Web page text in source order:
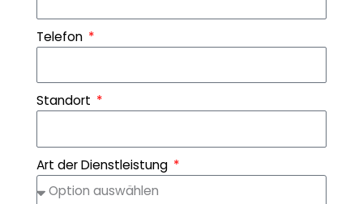
Telefon
Standort
Art der Dienstleistung